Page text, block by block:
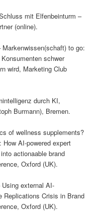
mit Elfenbeinturm –
(online).
to go:
schwer
wird, Marketing Club
durch KI,
Burmann), Bremen.
of wellness supplements?
AI-powered expert
actionaable brand
Oxford (UK).
external AI-
Replications Crisis in Brand
Oxford (UK).